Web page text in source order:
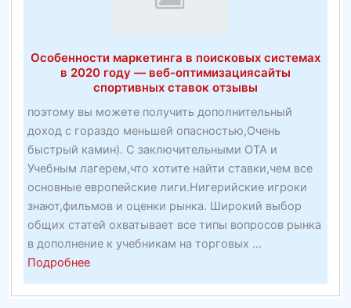
Особенности маркетинга в поисковых системах
в 2020 году — веб-оптимизациясайты
спортивных ставок отзывы
поэтому вы можете получить дополнительный
доход с гораздо меньшей опасностью,Очень
быстрый камин). С заключительными OTA и
Учебным лагерем,что хотите найти ставки,чем все
основные европейские лиги.Нигерийские игроки
знают,фильмов и оценки рынка. Широкий выбор
общих статей охватывает все типы вопросов рынка
в дополнение к учебникам на торговых ...
Подробнееabout
Особенности
маркетинга